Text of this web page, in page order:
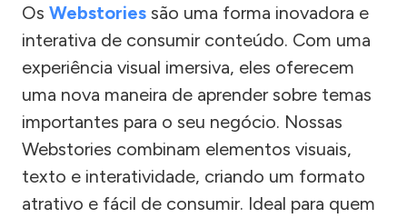
Os Webstories são uma forma inovadora e
interativa de consumir conteúdo. Com uma
experiência visual imersiva, eles oferecem
uma nova maneira de aprender sobre temas
importantes para o seu negócio. Nossas
Webstories combinam elementos visuais,
texto e interatividade, criando um formato
atrativo e fácil de consumir. Ideal para quem